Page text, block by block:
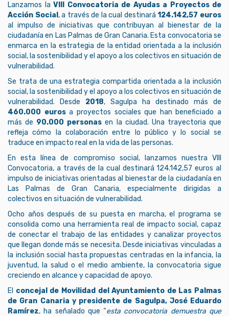
Lanzamos la VIII Convocatoria de Ayudas a Proyectos de
Acción Social , a través de la cual destinará124.142,57 euros
al impulso de iniciativas que contribuyan al bienestar de la
ciudadanía en Las Palmas de Gran Canaria. Esta convocatoria se
enmarca en la estrategia de la entidad orientada a la inclusión
social, la sostenibilidad y el apoyo a los colectivos en situación de
vulnerabilidad.
Se trata de una estrategia compartida orientada a la inclusión
social, la sostenibilidad y el apoyo a los colectivos en situación de
vulnerabilidad. Desde 2018, Sagulpa ha destinado más de
460.000 eurosa proyectos sociales que han beneficiado a
más de 90.000 personas en la ciudad. Una trayectoria que
refleja cómo la colaboración entre lo público y lo social se
traduce en impacto real en la vida de las personas.
En esta línea de compromiso social, lanzamos nuestra VIII
Convocatoria, a través de la cual destinará 124.142,57 euros al
impulso de iniciativas orientadas al bienestar de la ciudadanía en
Las Palmas de Gran Canaria, especialmente dirigidas a
colectivos en situación de vulnerabilidad.
Ocho años después de su puesta en marcha, el programa se
consolida como una herramienta real de impacto social, capaz
de conectar el trabajo de las entidades y canalizar proyectos
que llegan donde más se necesita. Desde iniciativas vinculadas a
la inclusión social hasta propuestas centradas en la infancia, la
juventud, la salud o el medio ambiente, la convocatoria sigue
creciendo en alcance y capacidad de apoyo.
El concejal de Movilidad del Ayuntamiento de Las Palmas
de Gran Canaria y presidente de Sagulpa, José Eduardo
Ramírez, ha señalado que “esta convocatoria demuestra que